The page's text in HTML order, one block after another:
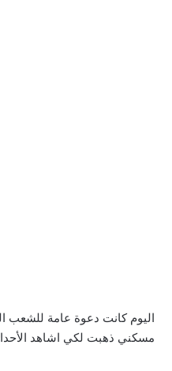
اليوم كانت دعوة عامة للشعب
مسكني ذهبت لكي اشاهد